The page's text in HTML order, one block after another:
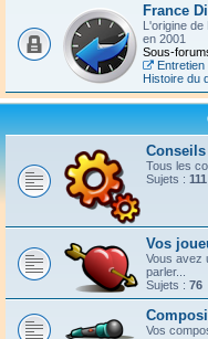
France
L'origine
en 2001
Sous-
Histoire du
Tous les
Sujets : 111
Vos
Vous avez
parler...
Sujets : 76
Vos